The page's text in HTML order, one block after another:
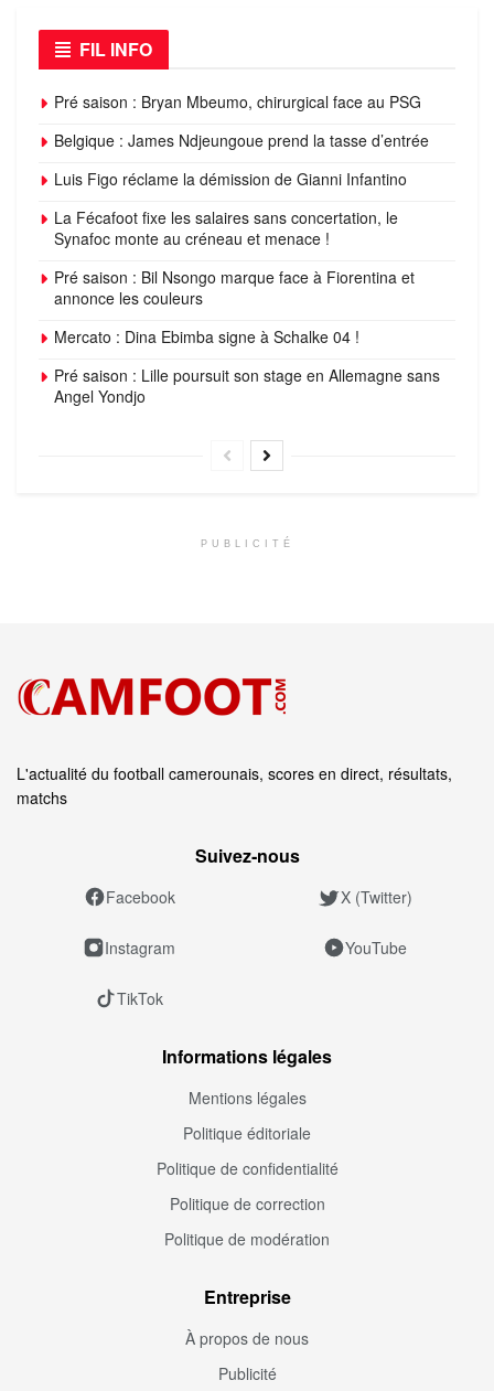
FIL INFO
Pré saison : Bryan Mbeumo, chirurgical face au PSG
Belgique : James Ndjeungoue prend la tasse d’entrée
Luis Figo réclame la démission de Gianni Infantino
La Fécafoot fixe les salaires sans concertation, le
Synafoc monte au créneau et menace !
Pré saison : Bil Nsongo marque face à Fiorentina et
annonce les couleurs
Mercato : Dina Ebimba signe à Schalke 04 !
Pré saison : Lille poursuit son stage en Allemagne sans
Angel Yondjo
PUBLICITÉ
L'actualité du football camerounais, scores en direct, résultats,
matchs
Suivez‑nous
Facebook X (Twitter)
Instagram YouTube
TikTok
Informations légales
Mentions légales
Politique éditoriale
Politique de confidentialité
Politique de correction
Politique de modération
Entreprise
À propos de nous
Publicité